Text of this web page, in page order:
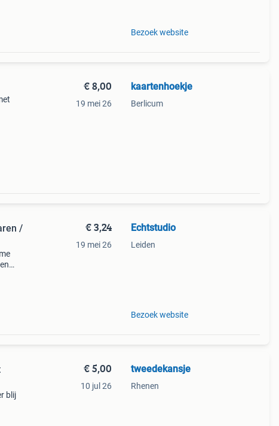
Bezoek website
€ 8,00
19 mei 26
kaartenhoekje
Berlicum
/
€ 3,24
19 mei 26
Echtstudio
Leiden
Bezoek website
blij
€ 5,00
10 jul 26
tweedekansje
Rhenen